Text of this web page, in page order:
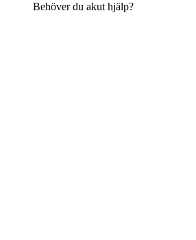
Behöver du akut hjälp?